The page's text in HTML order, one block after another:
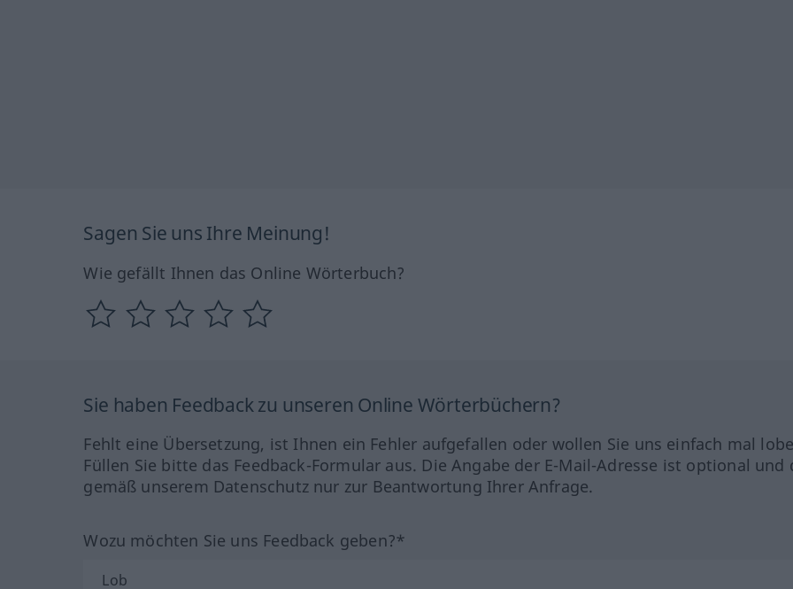
Sagen Sie uns Ihre Meinung!
Wie gefällt Ihnen das Online Wörterbuch?
Sie haben Feedback zu unseren Online Wörterbüchern?
Fehlt eine Übersetzung, ist Ihnen ein Fehler aufgefallen oder wollen Sie uns einfach mal
Füllen Sie bitte das Feedback-Formular aus. Die Angabe der E-Mail-Adresse ist optional und
gemäß unserem Datenschutz nur zur Beantwortung Ihrer Anfrage.
Wozu möchten Sie uns Feedback geben?*